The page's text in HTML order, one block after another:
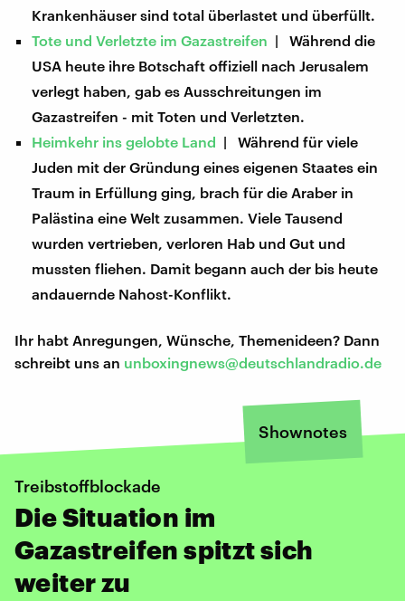
Krankenhäuser sind total überlastet und überfüllt.
Tote und Verletzte im Gazastreifen | Während die
USA heute ihre Botschaft offiziell nach Jerusalem
verlegt haben, gab es Ausschreitungen im
Gazastreifen - mit Toten und Verletzten.
Heimkehr ins gelobte Land | Während für viele
Juden mit der Gründung eines eigenen Staates ein
Traum in Erfüllung ging, brach für die Araber in
Palästina eine Welt zusammen. Viele Tausend
wurden vertrieben, verloren Hab und Gut und
mussten fliehen. Damit begann auch der bis heute
andauernde Nahost-Konflikt.
Ihr habt Anregungen, Wünsche, Themenideen? Dann
schreibt uns an unboxingnews@deutschlandradio.de
Shownotes
Treibstoffblockade
Die Situation im
Gazastreifen spitzt sich
weiter zu